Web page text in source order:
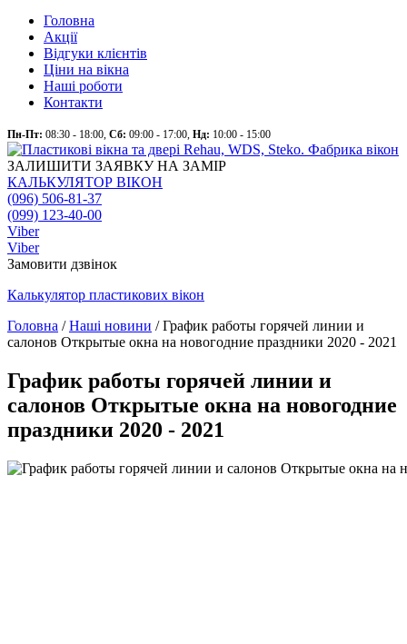
Головна
Акції
Відгуки клієнтів
Ціни на вікна
Наші роботи
Контакти
Пн-Пт: 08:30 - 18:00, Сб: 09:00 - 17:00, Нд: 10:00 - 15:00
ЗАЛИШИТИ ЗАЯВКУ НА ЗАМІР
КАЛЬКУЛЯТОР ВІКОН
(096) 506-81-37
(099) 123-40-00
Viber
Viber
Замовити дзвінок
Калькулятор пластикових вікон
Головна /Наші новини /График работы горячей линии и
салонов Открытые окна на новогодние праздники 2020 - 2021
График работы горячей линии и
салонов Открытые окна на новогодние
праздники 2020 - 2021